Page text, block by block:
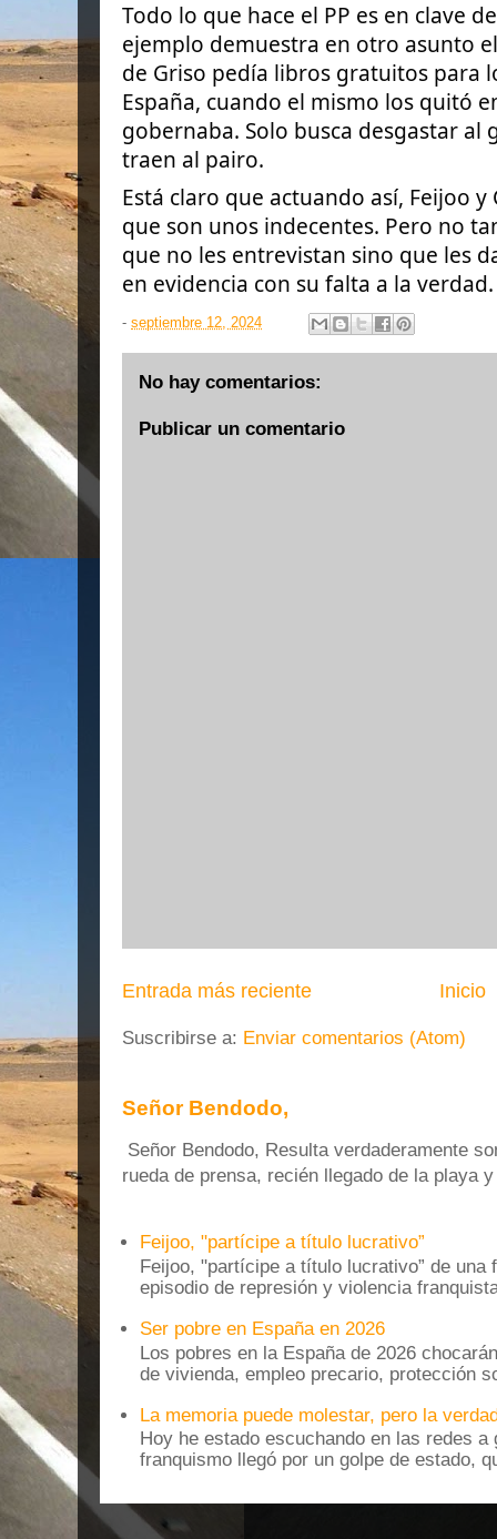
Todo lo que hace el PP es en clave
ejemplo demuestra en otro asunto
de Griso pedía libros gratuitos para
España, cuando el mismo los quitó
gobernaba. Solo busca desgastar al
traen al pairo.
Está claro que actuando así, Feijoo
que son unos indecentes. Pero no
que no les entrevistan sino que les
en evidencia con su falta a la verdad.
- septiembre 12, 2024
No hay comentarios:
Publicar un comentario
Entrada más reciente Inicio
Suscribirse a: Enviar comentarios (Atom)
Señor Bendodo,
Señor Bendodo, Resulta verdaderamente
rueda de prensa, recién llegado de la playa
Feijoo, "partícipe a título lucrativo”
Feijoo, "partícipe a título lucrativo” de una
episodio de represión y violencia
Ser pobre en España en 2026
Los pobres en la España de 2026
de vivienda, empleo precario, protección
La memoria puede molestar, pero la
Hoy he estado escuchando en las redes
franquismo llegó por un golpe de estado,